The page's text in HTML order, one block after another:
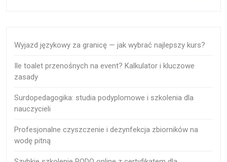
Wyjazd językowy za granicę — jak wybrać najlepszy kurs?
Ile toalet przenośnych na event? Kalkulator i kluczowe
zasady
Surdopedagogika: studia podyplomowe i szkolenia dla
nauczycieli
Profesjonalne czyszczenie i dezynfekcja zbiorników na
wodę pitną